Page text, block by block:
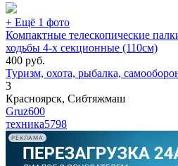
+ Ещё 1 фото
Компактные телескопические
ходьбы 4-х секционные (110см)
400 руб.
Туризм, охота, рыбалка,
3
Красноярск, Сибтяжмаш
Gruz600
техника5798
РЕКЛАМА